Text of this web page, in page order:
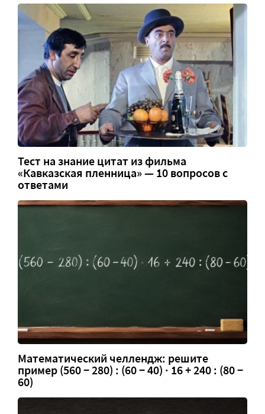
Тест на знание цитат из фильма
«Кавказская пленница» — 10 вопросов с
ответами
Математический челлендж: решите
пример (560 − 280) : (60 − 40) · 16 + 240 : (80 −
60)